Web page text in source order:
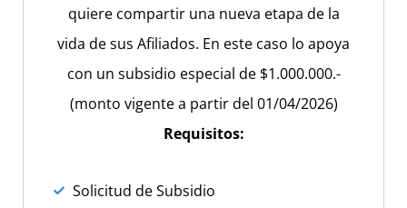
quiere compartir una nueva etapa de la
vida de sus Afiliados. En este caso lo apoya
con un subsidio especial de $1.000.000.-
(monto vigente a partir del 01/04/2026)
Requisitos:
Solicitud de Subsidio